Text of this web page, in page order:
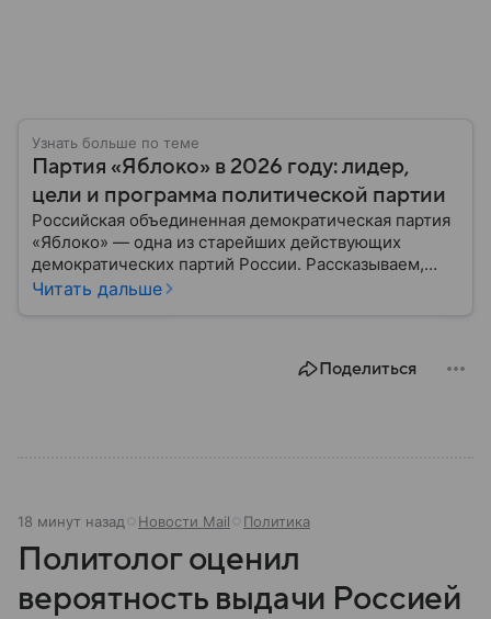
Узнать больше по теме
Партия «Яблоко» в 2026 году: лидер,
цели и программа политической партии
Российская объединенная демократическая партия
«Яблоко» — одна из старейших действующих
демократических партий России. Рассказываем,
какую идеологию исповедует объединение, кто
Читать дальше
Поделиться
18 минут назад Новости Mail Политика
Политолог оценил
вероятность выдачи Россией